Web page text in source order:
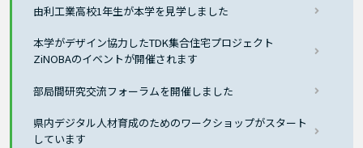
由利工業高校1年生が本学を見学しました
本学がデザイン協力したTDK集合住宅プロジェクト
ZiNOBAのイベントが開催されます
部局間研究交流フォーラムを開催しました
県内デジタル人材育成のためのワークショップがスタート
しています